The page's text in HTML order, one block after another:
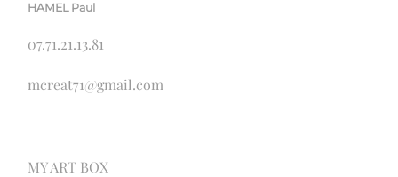
HAMEL Paul
07.71.21.13.81
mcreat71@gmail.com
MY ART BOX